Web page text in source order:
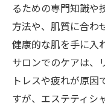
るための専門知識や
方法や、肌質に合わ
健康的な肌を手に入
サロンでのケアは、
トレスや疲れが原因
すが、エステティシ